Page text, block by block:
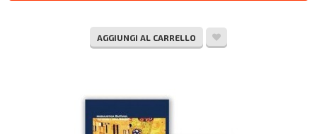
AGGIUNGI AL CARRELLO